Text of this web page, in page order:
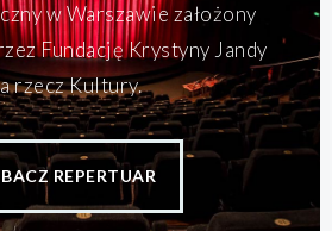
w Warszawie założony
Fundację Krystyny Jandy
rzecz Kultury.
REPERTUAR